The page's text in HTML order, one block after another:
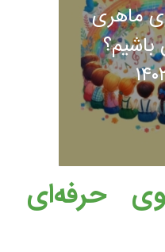
ماهری
باشیم؟
۰۲
حرفه‌ای